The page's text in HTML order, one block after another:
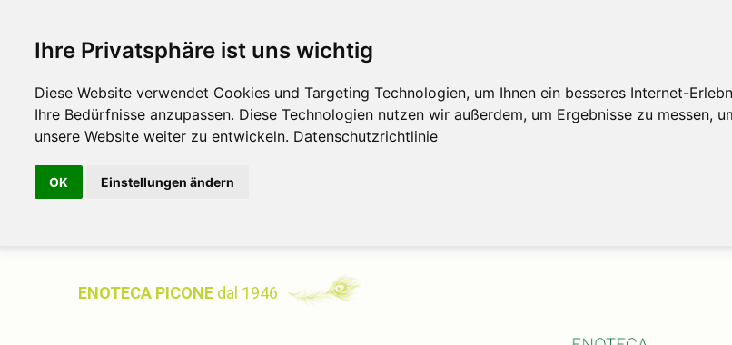
Ihre Privatsphäre ist uns wichtig
Diese Website verwendet Cookies und Targeting Technologien, um Ihnen ein besseres Internet-
Ihre Bedürfnisse anzupassen. Diese Technologien nutzen wir außerdem, um Ergebnisse zu messen,
unsere Website weiter zu entwickeln. Datenschutzrichtlinie
OK Einstellungen ändern
ENOTECA PICONE dal 1946